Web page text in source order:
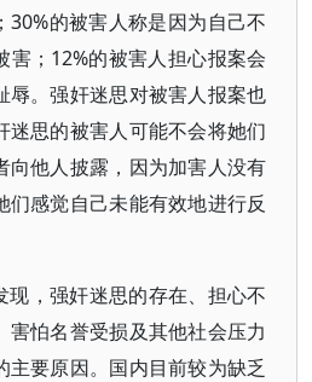
30%的被害人称是因为自己不
害；12%的被害人担心报案会
辱。强奸迷思对被害人报案也
迷思的被害人可能不会将她们
向他人披露，因为加害人没有
们感觉自己未能有效地进行反
现，强奸迷思的存在、担心不
害怕名誉受损及其他社会压力
主要原因。国内目前较为缺乏